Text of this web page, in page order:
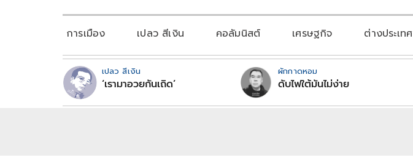
การเมือง เปลว สีเงิน คอลัมนิสต์ เศรษฐกิจ ต่างประเทศ
เปลว สีเงิน
‘เรามาอวยกันเถิด’
ผักกาดหอม
ดับไฟใต้มันไม่ง่าย